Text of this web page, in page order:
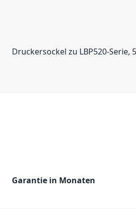
Druckersockel zu LBP520-Serie,
Garantie in Monaten